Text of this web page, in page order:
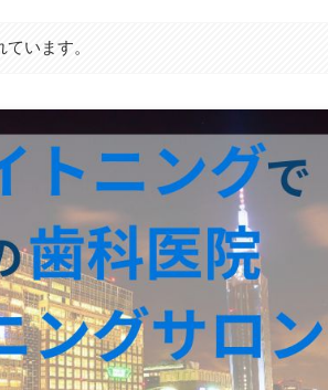
います。